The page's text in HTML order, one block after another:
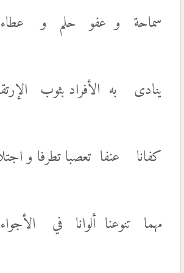
سماحة و عفو حلم و عطاء
ينادى به الأفراد بثوب
كفانا عنفا تعصبا تطرفا و
مهما تنوعنا ألوانا في الأجواء